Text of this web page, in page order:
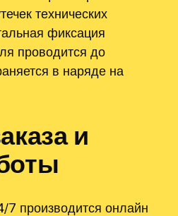
технических
фиксация
проводится до
в наряде на
и
7 производится онлайн